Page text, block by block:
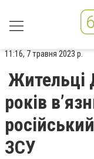
11:16, 7 травня 2023 р.
Жительці
років
ЗСУ